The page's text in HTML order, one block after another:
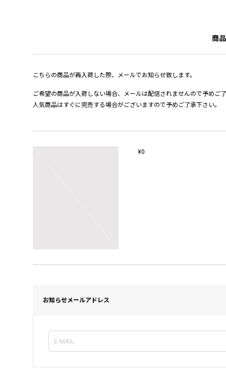
商
こちらの商品が再入荷した際、メールでお知らせ致します。
ご希望の商品が入荷しない場合、メールは配信されませんので予めご
人気商品はすぐに完売する場合がございますので予めご了承下さい。
¥0
お知らせメールアドレス